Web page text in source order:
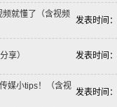
频就懂了（含视频
发表时间：
享） 发表时间：
媒小tips！（含视
发表时间：